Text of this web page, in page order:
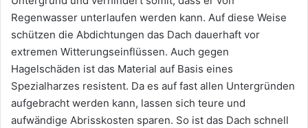
Regenwasser unterlaufen werden kann. Auf diese Weise
schützen die Abdichtungen das Dach dauerhaft vor
extremen Witterungseinflüssen. Auch gegen
Hagelschäden ist das Material auf Basis eines
Spezialharzes resistent. Da es auf fast allen Untergründen
aufgebracht werden kann, lassen sich teure und
aufwändige Abrisskosten sparen. So ist das Dach schnell